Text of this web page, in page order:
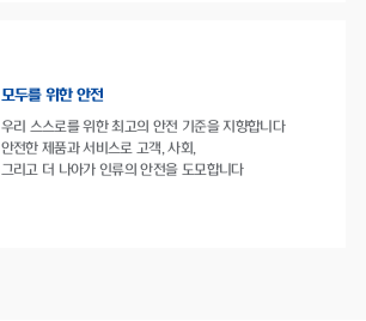
모두를 위한 안전
우리 스스로를 위한 최고의 안전 기준을 지향합니다
안전한 제품과 서비스로 고객, 사회,
그리고 더 나아가 인류의 안전을 도모합니다